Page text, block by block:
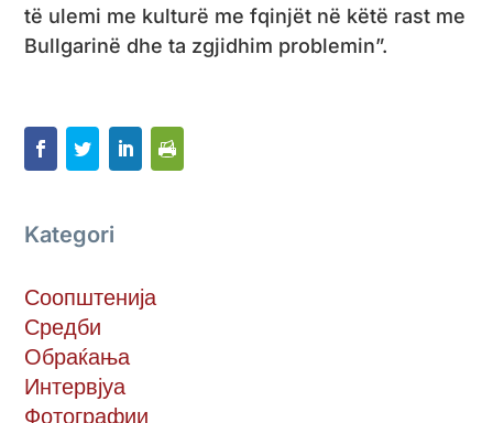
të ulemi me kulturë me fqinjët në këtë rast me
Bullgarinë dhe ta zgjidhim problemin”.
Kategori
Соопштенија
Средби
Обраќања
Интервјуа
Фотографии